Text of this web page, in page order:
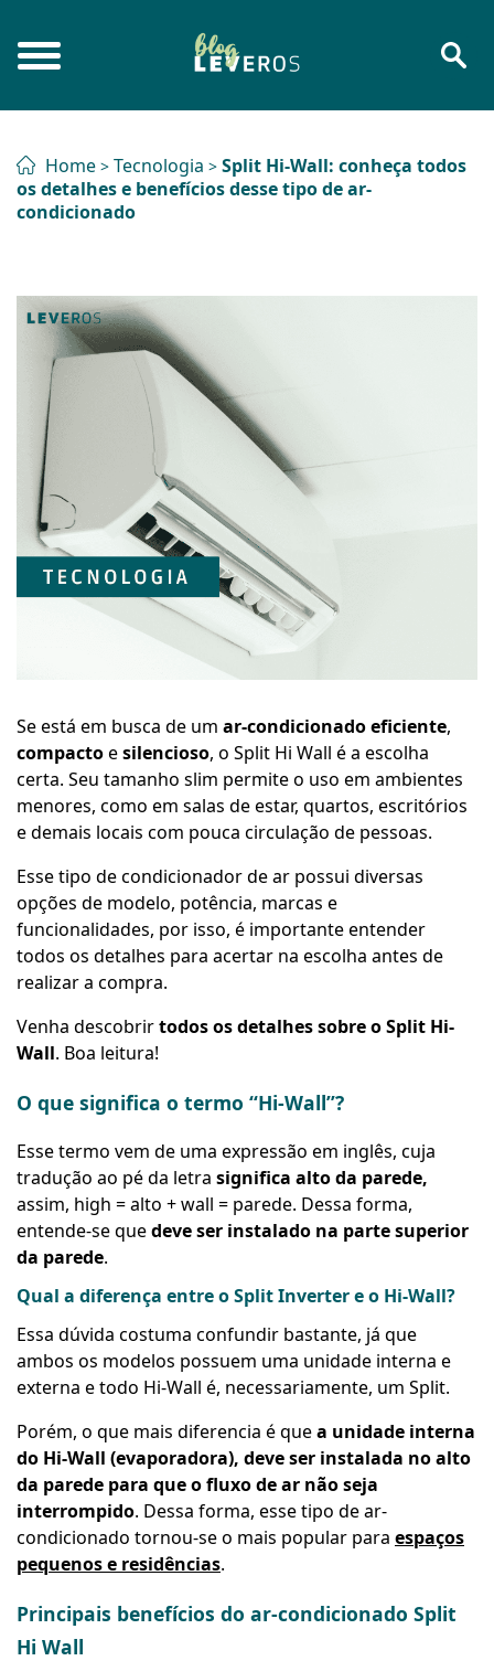
Home > Tecnologia > Split Hi-Wall: conheça todos
os detalhes e benefícios desse tipo de ar-
condicionado
Se está em busca de um ar-condicionado eficiente,
compactoesilencioso, o Split Hi Wall é a escolha
certa. Seu tamanho slim permite o uso em ambientes
menores, como em salas de estar, quartos, escritórios
e demais locais com pouca circulação de pessoas.
Esse tipo de condicionador de ar possui diversas
opções de modelo, potência, marcas e
funcionalidades, por isso, é importante entender
todos os detalhes para acertar na escolha antes de
realizar a compra.
Venha descobrirtodos os detalhes sobre o Split Hi-
Wall. Boa leitura!
O que significa o termo “Hi-Wall”?
Esse termo vem de uma expressão em inglês, cuja
tradução ao pé da letra significa alto da parede,
assim, high = alto + wall = parede. Dessa forma,
entende-se quedeve ser instalado na parte superior
da parede.
Qual a diferença entre o Split Inverter e o Hi-Wall?
Essa dúvida costuma confundir bastante, já que
ambos os modelos possuem uma unidade interna e
externa e todo Hi-Wall é, necessariamente, um Split.
Porém, o que mais diferencia é quea unidade interna
do Hi-Wall (evaporadora), deve ser instalada no alto
da parede para que o fluxo de ar não seja
interrompido. Dessa forma, esse tipo de ar-
condicionado tornou-se o mais popular para espaços
pequenos e residências.
Principais benefícios do ar-condicionado Split
Hi Wall